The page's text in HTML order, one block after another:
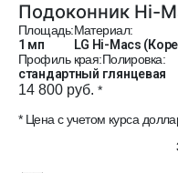
Подоконник Hi-
Площадь:
1 мп
Материал:
LG Hi-Macs
Профиль края:
стандартный
Полировка:
глянцевая
14 800 руб. *
* Цена с учетом курса